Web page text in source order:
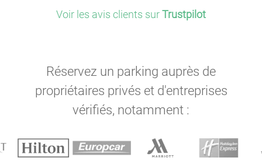
Voir les avis clients surTrustpilot
Réservez un parking auprès de
propriétaires privés et d'entreprises
vérifiés, notamment :